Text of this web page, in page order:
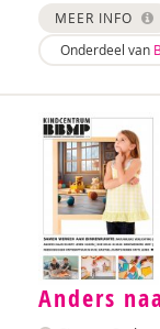
MEER INFO
Onderdeel van
Anders